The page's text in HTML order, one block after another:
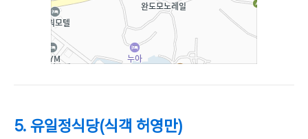
5. 유일정식당(식객 허영만)